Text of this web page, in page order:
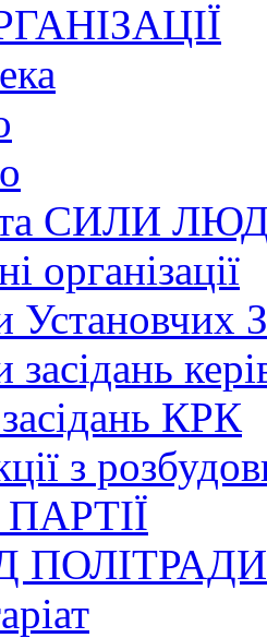
СИЛИ
організації
Установчих
КРК
з
ПОЛІТРАДИ